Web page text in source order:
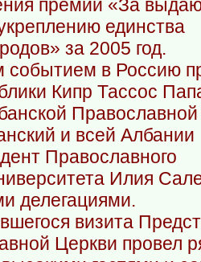
премии «За
единства
за 2005 год.
событием в Россию
Кипр Тассос
и всей Албании
Православного
Илия
делегациями.
визита
Церкви провел